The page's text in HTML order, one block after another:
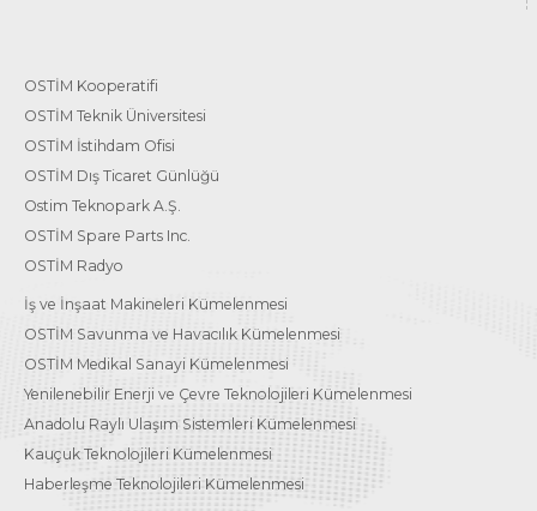
OSTİM Kooperatifi
OSTİM Teknik Üniversitesi
OSTİM İstihdam Ofisi
OSTİM Dış Ticaret Günlüğü
Ostim Teknopark A.Ş.
OSTİM Spare Parts Inc.
OSTİM Radyo
İş ve İnşaat Makineleri Kümelenmesi
OSTİM Savunma ve Havacılık Kümelenmesi
OSTİM Medikal Sanayi Kümelenmesi
Yenilenebilir Enerji ve Çevre Teknolojileri Kümelenmesi
Anadolu Raylı Ulaşım Sistemleri Kümelenmesi
Kauçuk Teknolojileri Kümelenmesi
Haberleşme Teknolojileri Kümelenmesi